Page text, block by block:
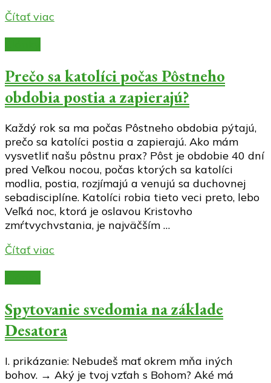
Čítať viac
Prečo sa katolíci počas Pôstneho
obdobia postia a zapierajú?
Každý rok sa ma počas Pôstneho obdobia pýtajú,
prečo sa katolíci postia a zapierajú. Ako mám
vysvetliť našu pôstnu prax? Pôst je obdobie 40 dní
pred Veľkou nocou, počas ktorých sa katolíci
modlia, postia, rozjímajú a venujú sa duchovnej
sebadisciplíne. Katolíci robia tieto veci preto, lebo
Veľká noc, ktorá je oslavou Kristovho
zmŕtvychvstania, je najväčším …
Čítať viac
Spytovanie svedomia na základe
Desatora
I. prikázanie: Nebudeš mať okrem mňa iných
bohov. → Aký je tvoj vzťah s Bohom? Aké má